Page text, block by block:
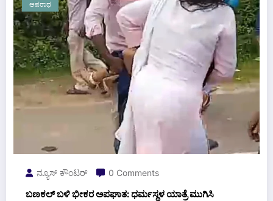
ಅಪರಾಧ
ನ್ಯೂಸ್ ಕೌಂಟರ್ 0 Comments
ಬಣಕಲ್ ಬಳಿ ಭೀಕರ ಅಪಘಾತ: ಧರ್ಮಸ್ಥಳ ಯಾತ್ರೆ ಮುಗಿಸಿ